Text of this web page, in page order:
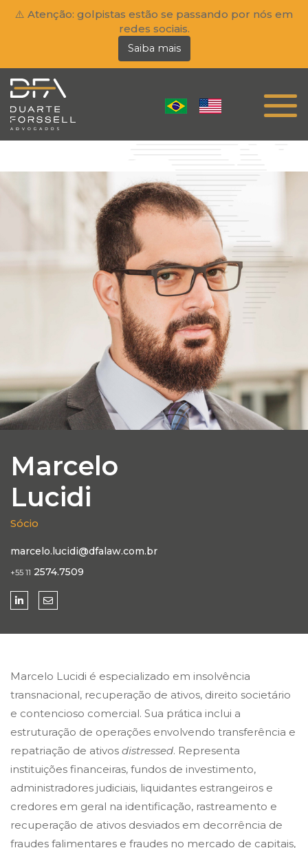
⚠️ Atenção: golpistas estão se passando por nós em
redes sociais.
Saiba mais
Marcelo
Lucidi
Sócio
marcelo.lucidi@dfalaw.com.br
+55 11 2574.7509
Marcelo Lucidi é especializado em insolvência
transnacional, recuperação de ativos, direito societário
e contencioso comercial. Sua prática inclui a
estruturação de operações envolvendo transferência e
repatriação de ativos distressed. Representa
instituições financeiras, fundos de investimento,
administradores judiciais, liquidantes estrangeiros e
credores em geral na identificação, rastreamento e
recuperação de ativos desviados em decorrência de
fraudes falimentares e fraudes no mercado de capitais,